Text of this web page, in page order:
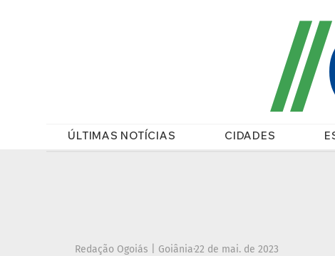
ÚLTIMAS NOTÍCIAS CIDADES
//
Redação Ogoiás | Goiânia22 de mai. de 2023